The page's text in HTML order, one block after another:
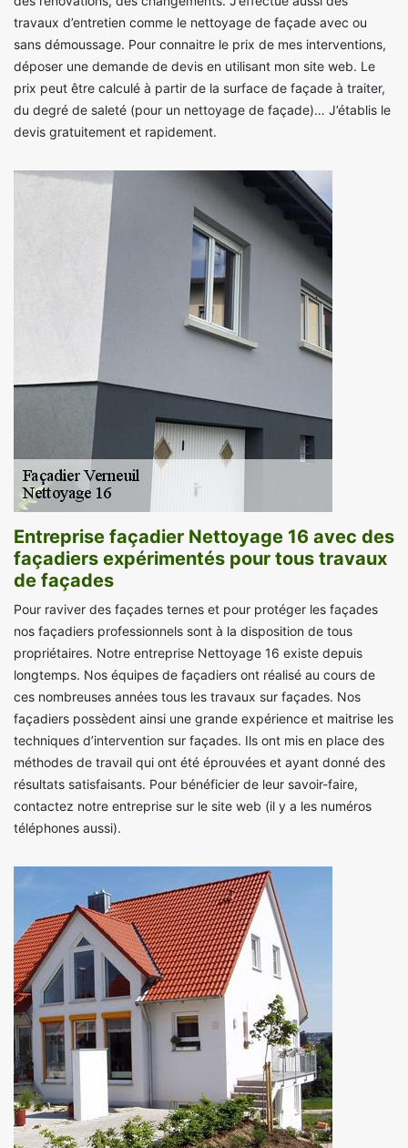
travaux d’entretien comme le nettoyage de façade avec ou
sans démoussage. Pour connaitre le prix de mes interventions,
déposer une demande de devis en utilisant mon site web. Le
prix peut être calculé à partir de la surface de façade à traiter,
du degré de saleté (pour un nettoyage de façade)… J’établis le
devis gratuitement et rapidement.
Entreprise façadier Nettoyage 16 avec des
façadiers expérimentés pour tous travaux
de façades
Pour raviver des façades ternes et pour protéger les façades
nos façadiers professionnels sont à la disposition de tous
propriétaires. Notre entreprise Nettoyage 16 existe depuis
longtemps. Nos équipes de façadiers ont réalisé au cours de
ces nombreuses années tous les travaux sur façades. Nos
façadiers possèdent ainsi une grande expérience et maitrise les
techniques d’intervention sur façades. Ils ont mis en place des
méthodes de travail qui ont été éprouvées et ayant donné des
résultats satisfaisants. Pour bénéficier de leur savoir-faire,
contactez notre entreprise sur le site web (il y a les numéros
téléphones aussi).